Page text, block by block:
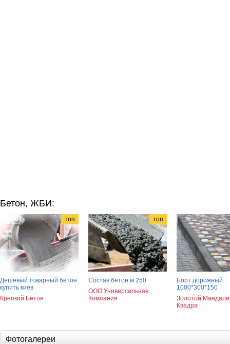
Бетон, ЖБИ:
топ
Дешевый товарный бетон
купить киев
Крепкий Бетон
топ
Состав бетон м 250
ООО Универсальная
Компания
Борт дорожный
1000*300*150
Золотой
Квадра
Фотогалереи